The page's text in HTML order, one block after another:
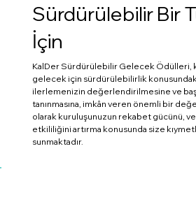
Sürdürülebilir Bir
İçin
KalDer Sürdürülebilir Gelecek Ödülleri,
gelecek için sürdürülebilirlik konusundaki
ilerlemenizin değerlendirilmesine ve
tanınmasına, imkân veren önemli bir
olarak kuruluşunuzun rekabet gücünü,
etkililiğini artırma konusunda size
sunmaktadır.